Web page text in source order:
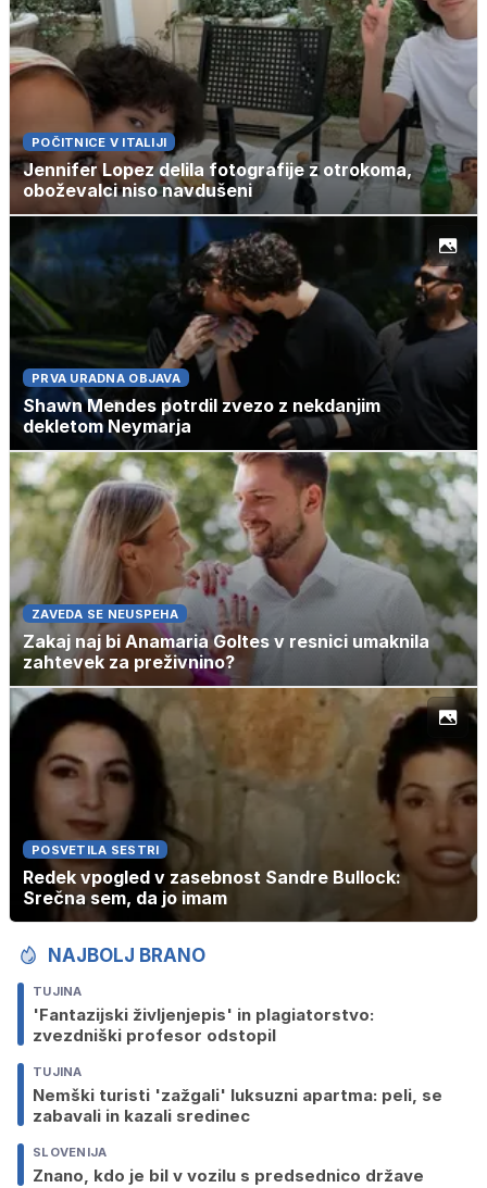
POČITNICE V ITALIJI
Jennifer Lopez delila fotografije z otrokoma,
oboževalci niso navdušeni
PRVA URADNA OBJAVA
Shawn Mendes potrdil zvezo z nekdanjim
dekletom Neymarja
ZAVEDA SE NEUSPEHA
Zakaj naj bi Anamaria Goltes v resnici umaknila
zahtevek za preživnino?
POSVETILA SESTRI
Redek vpogled v zasebnost Sandre Bullock:
Srečna sem, da jo imam
NAJBOLJ BRANO
TUJINA
'Fantazijski življenjepis' in plagiatorstvo:
zvezdniški profesor odstopil
TUJINA
Nemški turisti 'zažgali' luksuzni apartma: peli, se
zabavali in kazali sredinec
SLOVENIJA
Znano, kdo je bil v vozilu s predsednico države